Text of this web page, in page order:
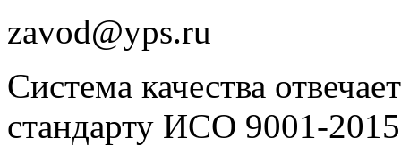
zavod@yps.ru
Система качества отвечает
стандарту ИСО 9001-2015